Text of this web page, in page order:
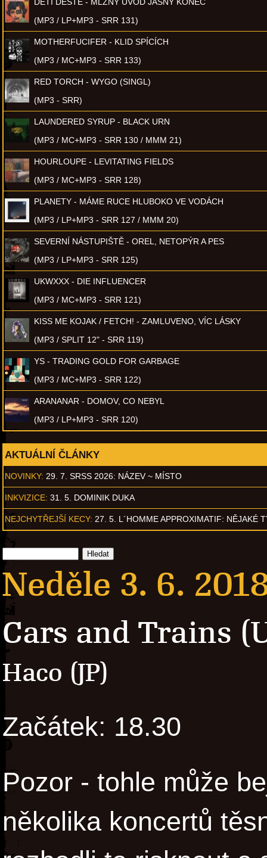
(MP3 / LP+MP3 - SRR 131)
MOTHERFUCIFER - KLID SPÍCÍCH
(MP3 / MC+MP3 - SRR 133)
RED TORCH - WYGO (SINGL)
(MP3 - SRR)
LAUNDERED SYRUP - BLACK URN
(MP3 / MC+MP3 - SRR 130 / MMM 21)
HOURLOUPE - LEVITATING FIELDS
(MP3 / MC+MP3 - SRR 128)
PLANETY - MÁME RUCE HLUBOKO VE VODÁCH
(MP3 / LP+MP3 - SRR 127 / MMM 20)
SEVERNÍ NÁSTUPIŠTĚ - OREL, NETOPÝR A PES
(MP3 / LP+MP3 - SRR 125)
UKWXXX - DIE INFLUENCER
(MP3 / MC+MP3 - SRR 121)
KISS ME KOJAK / FETCH! - ZAMLUVENO, VÍC LÁSKY
(MP3 / SPLIT 12" - SRR 119)
YS - TRADING GOLD FOR GARBAGE
(MP3 / MC+MP3 - SRR 122)
ARANANAR - DOMOV, CO NEBYL
(MP3 / LP+MP3 - SRR 120)
AKTUÁLNÍ ČLÁNKY
NOVINKY: 29. 7. SRSS 2026: NÁZEV ~ MÍSTO
INKVIZICE: 31. 5. DOMINIK DUKA
NEJCHYTŘEJŠÍ KECY: 27. 5. L´HOMME APPROXIMATIF: NĚJAKÉ
Neděle 3. 6.
Cars and Trains
Haco (JP)
Začátek: 18.30
Pozor - tohle může
několika koncertů